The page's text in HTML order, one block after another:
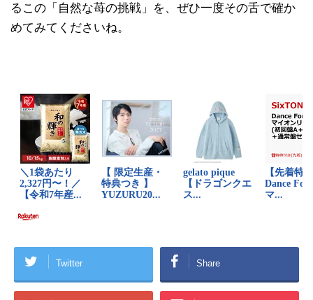
るこの「自然な苺の挑戦」を、ぜひ一度その舌で確か
めてみてくださいね。
Twitter Share